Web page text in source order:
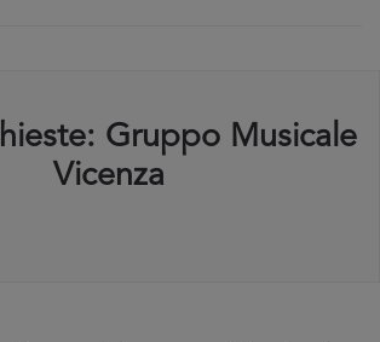
Gruppo Musicale
Vicenza